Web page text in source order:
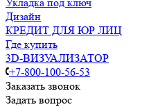
Дизайн
КРЕДИТ ДЛЯ ЮР ЛИЦ
Где купить
3D-ВИЗУАЛИЗАТОР
+7-800-100-56-53
Заказать звонок
Задать вопрос